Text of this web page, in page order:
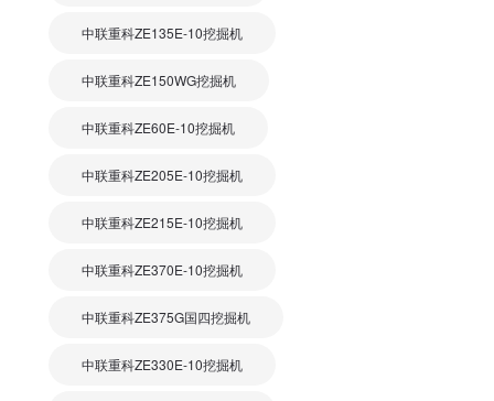
中联重科ZE135E-10挖掘机
中联重科ZE150WG挖掘机
中联重科ZE60E-10挖掘机
中联重科ZE205E-10挖掘机
中联重科ZE215E-10挖掘机
中联重科ZE370E-10挖掘机
中联重科ZE375G国四挖掘机
中联重科ZE330E-10挖掘机